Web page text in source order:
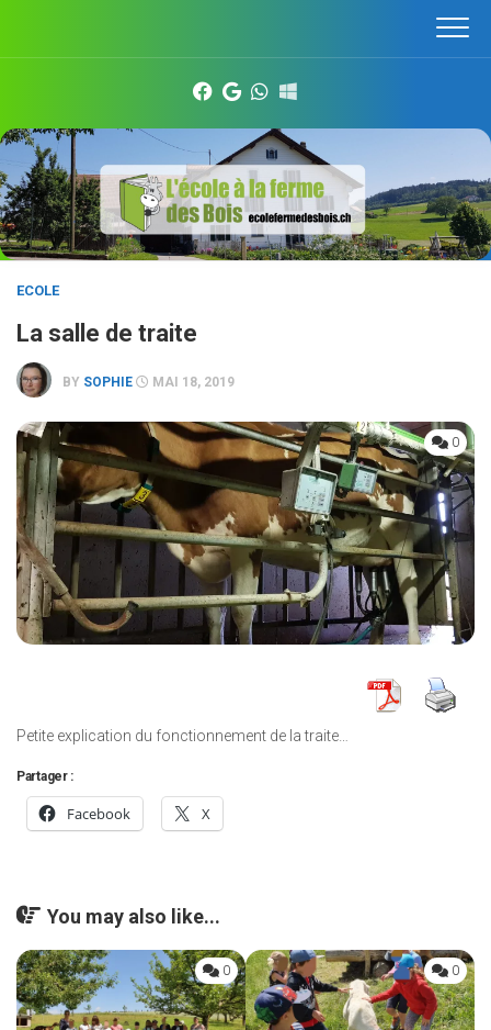
content
ECOLE
La salle de traite
BY SOPHIE MAI 18, 2019
0
Petite explication du fonctionnement de la traite…
Partager :
Facebook X
You may also like...
0 0